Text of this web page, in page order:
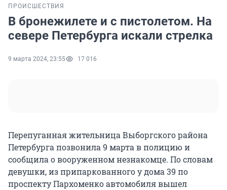
ПРОИСШЕСТВИЯ
В бронежилете и с пистолетом. На
севере Петербурга искали стрелка
9 марта 2024, 23:55 17 016
Перепуганная жительница Выборгского района
Петербурга позвонила 9 марта в полицию и
сообщила о вооруженном незнакомце. По словам
девушки, из припаркованного у дома 39 по
проспекту Пархоменко автомобиля вышел